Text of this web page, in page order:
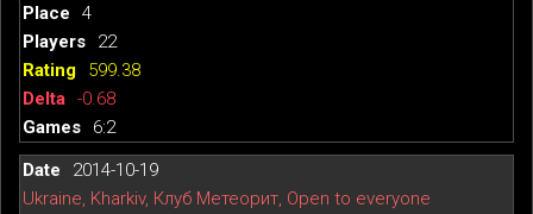
4
22
599.38
-0.68
6:2
2014-10-19
Ukraine, Kharkiv, Клуб Метеорит, Open to everyone